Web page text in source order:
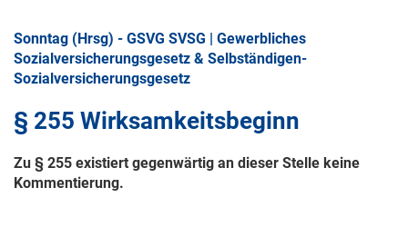
Sonntag (Hrsg) - GSVG SVSG | Gewerbliches
Sozialversicherungsgesetz & Selbständigen-
Sozialversicherungsgesetz
§ 255 Wirksamkeitsbeginn
Zu § 255 existiert gegenwärtig an dieser Stelle keine
Kommentierung.